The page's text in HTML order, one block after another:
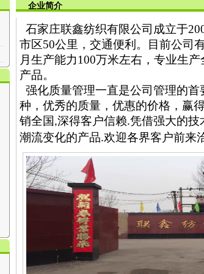
企业简介
石家庄联鑫纺织有限公司成立于
市区50公里，交通便利。目前公司
月生产能力100万米左右，专业生产
产品。
强化质量管理一直是公司管理的首
种，优秀的质量，优惠的价格，赢
销全国,深得客户信赖.凭借强大的技
潮流变化的产品.欢迎各界客户前来